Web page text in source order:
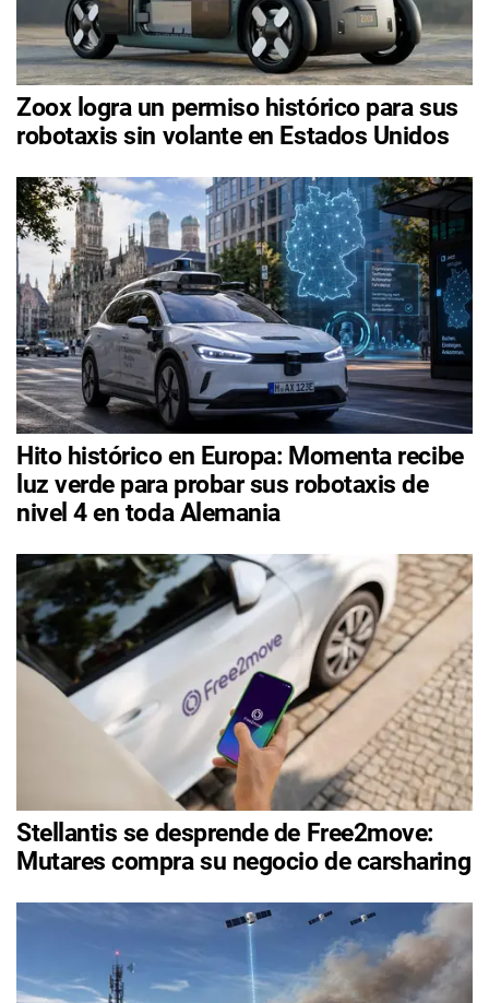
Zoox logra un permiso histórico para sus
robotaxis sin volante en Estados Unidos
Hito histórico en Europa: Momenta recibe
luz verde para probar sus robotaxis de
nivel 4 en toda Alemania
Stellantis se desprende de Free2move:
Mutares compra su negocio de carsharing